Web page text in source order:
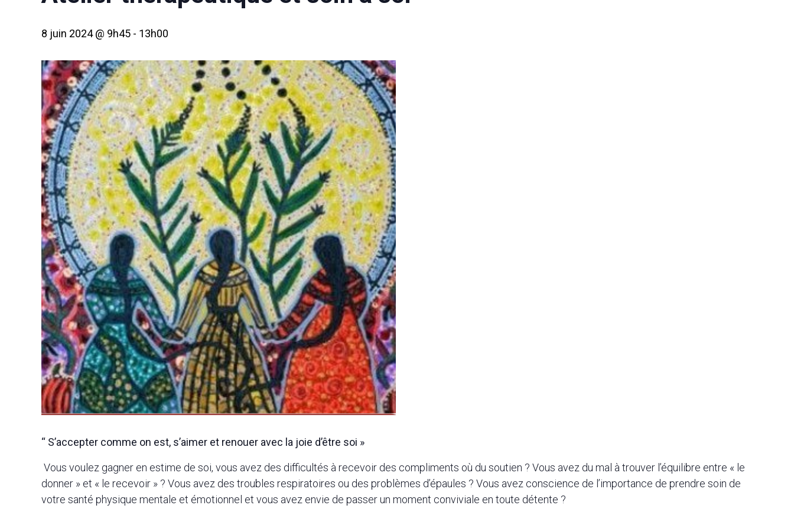
8 juin 2024 @ 9h45 - 13h00
“ S’accepter comme on est, s’aimer et renouer avec la joie d’être soi »
Vous voulez gagner en estime de soi, vous avez des difficultés à recevoir des compliments où du soutien ? Vous avez du mal à trouver l’équilibre entre « le
donner » et « le recevoir » ? Vous avez des troubles respiratoires ou des problèmes d’épaules ? Vous avez conscience de l’importance de prendre soin de
votre santé physique mentale et émotionnel et vous avez envie de passer un moment conviviale en toute détente ?